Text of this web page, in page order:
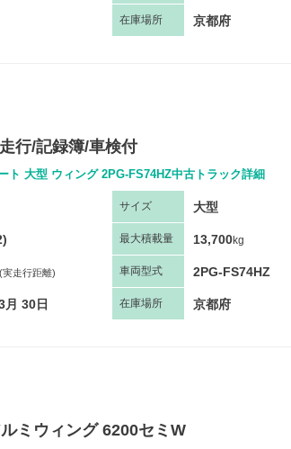
在庫場所 京都府
行/記録簿/車検付
ト 大型 ウィング 2PG-FS74HZ中古トラック詳細
サイズ 大型
最大積載量 13,700kg
(実走行距離) 車両型式 2PG-FS74HZ
月 30日 在庫場所 京都府
ミウィング 6200セミW